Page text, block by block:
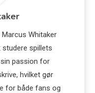
Whitaker
spillets
passion for
hvilket gør
for både fans og